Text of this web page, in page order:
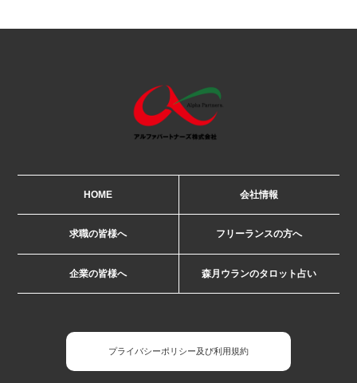
HOME 会社情報
求職の皆様へ フリーランスの方へ
企業の皆様へ 森月ウランのタロット占い
プライバシーポリシー及び利用規約